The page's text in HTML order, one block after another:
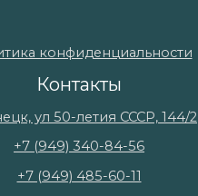
конфиденциальности
Контакты
ул 50-летия СССР, 144/2
+7 (949) 340-84-56
+7 (949) 485-60-11